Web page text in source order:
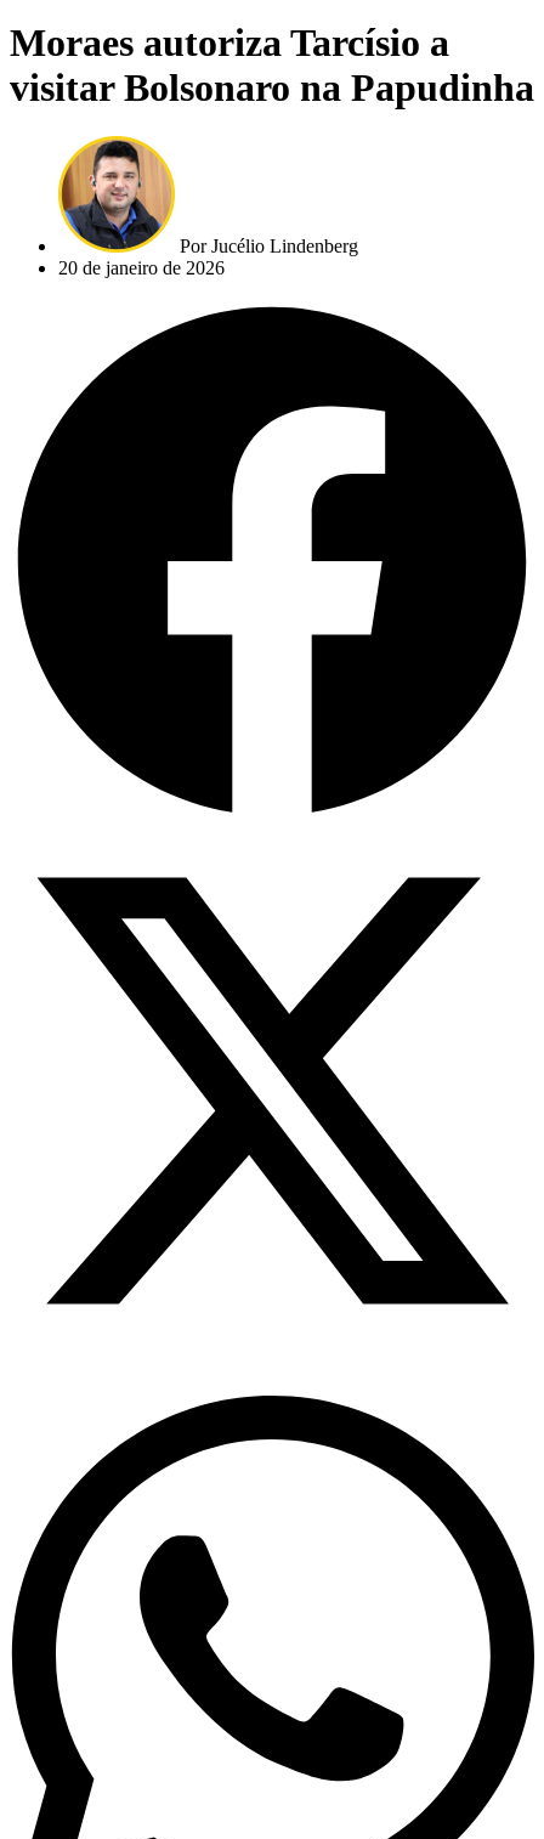
Moraes autoriza Tarcísio a
visitar Bolsonaro na Papudinha
PorJucélio Lindenberg
20 de janeiro de 2026